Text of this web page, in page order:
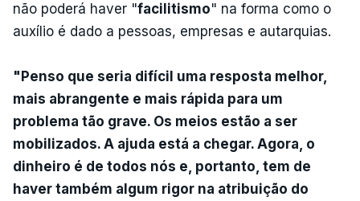
não poderá haver "facilitismo" na forma como o
auxílio é dado a pessoas, empresas e autarquias.
"Penso que seria difícil uma resposta melhor,
mais abrangente e mais rápida para um
problema tão grave. Os meios estão a ser
mobilizados. A ajuda está a chegar. Agora, o
dinheiro é de todos nós e, portanto, tem de
haver também algum rigor na atribuição do